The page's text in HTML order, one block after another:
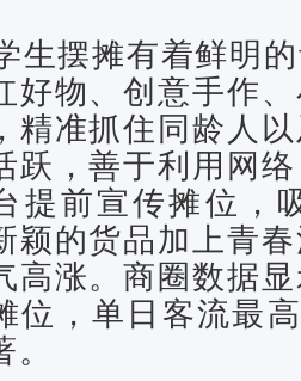
生摆摊有着鲜明
好物、创意手作
精准抓住同龄人
跃，善于利用网
提前宣传摊位，
颖的货品加上青
高涨。商圈数据
位，单日客流最